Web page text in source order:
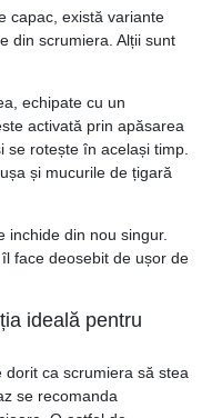
capac, există variante
din scrumiera. Alții sunt
echipate cu un
activată prin apăsarea
se rotește în același timp.
și mucurile de țigară
inchide din nou singur.
face deosebit de ușor de
ideală pentru
ca scrumiera să stea
se recomanda